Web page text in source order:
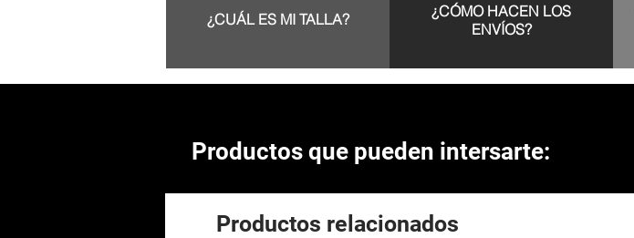
¿CUÁL ES MI TALLA?
¿CÓMO HACEN LOS
ENVÍOS?
Productos que pueden intersarte:
Productos relacionados